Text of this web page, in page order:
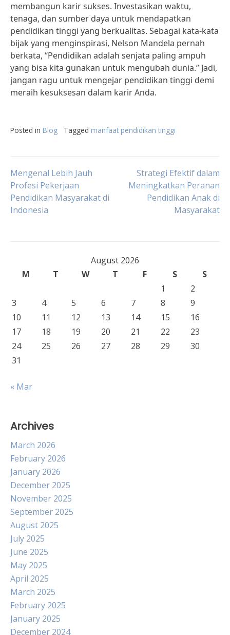
membangun karir sukses. Investasikan waktu,
tenaga, dan sumber daya untuk mendapatkan
pendidikan tinggi yang berkualitas. Sebagai kata-kata
bijak yang menginspirasi, Nelson Mandela pernah
berkata, “Pendidikan adalah senjata paling ampuh
yang bisa kita gunakan untuk mengubah dunia.” Jadi,
jangan ragu untuk mengejar pendidikan tinggi demi
meraih kesuksesan dalam karir Anda.
Posted in Blog Tagged manfaat pendidikan tinggi
Post
navigation
Mengenal Lebih Jauh
Profesi Pekerjaan
Pendidikan Masyarakat di
Indonesia
Strategi Efektif dalam
Meningkatkan Peranan
Pendidikan Anak di
Masyarakat
August 2026
M
T W T F S
S
1
2
3
4 5 6 7 8
9
10
11 12 13 14 15
16
17
18 19 20 21 22
23
24
25 26 27 28 29
30
31
« Mar
Archives
March 2026
February 2026
January 2026
December 2025
November 2025
September 2025
August 2025
July 2025
June 2025
May 2025
April 2025
March 2025
February 2025
January 2025
December 2024